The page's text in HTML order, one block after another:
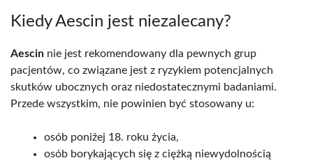
Kiedy Aescin jest niezalecany?
Aescin nie jest rekomendowany dla pewnych grup
pacjentów, co związane jest z ryzykiem potencjalnych
skutków ubocznych oraz niedostatecznymi badaniami.
Przede wszystkim, nie powinien być stosowany u:
osób poniżej 18. roku życia,
osób borykających się z ciężką niewydolnością